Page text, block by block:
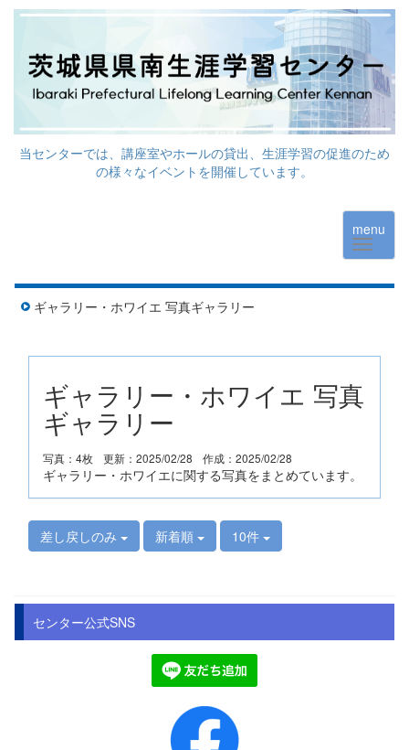
当センターでは、講座室やホールの貸出、生涯学習の促進のため
の様々なイベントを開催しています。
menu
ギャラリー・ホワイエ 写真ギャラリー
ギャラリー・ホワイエ 写真
ギャラリー
写真：4枚 更新：2025/02/28 作成：2025/02/28
ギャラリー・ホワイエに関する写真をまとめています。
差し戻しのみ 新着順 10件
センター公式SNS